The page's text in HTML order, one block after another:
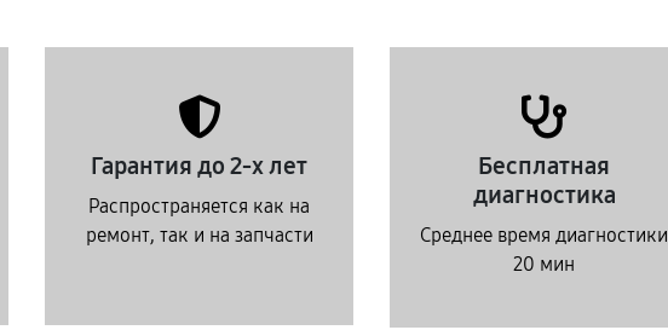
Гарантия до 2-х лет
Распространяется как на
ремонт, так и на запчасти
Бесплатная
диагностика
Среднее время диагностики
20 мин